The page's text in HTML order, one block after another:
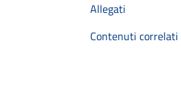
Allegati
Contenuti correlati